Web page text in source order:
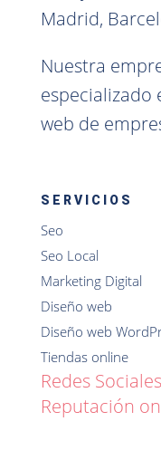
Madrid,
Nuestra
especializado
web de
SERVICIOS
Seo
Seo Local
Marketing Digital
Diseño web
Diseño web
Tiendas online
Redes Sociales
Reputación